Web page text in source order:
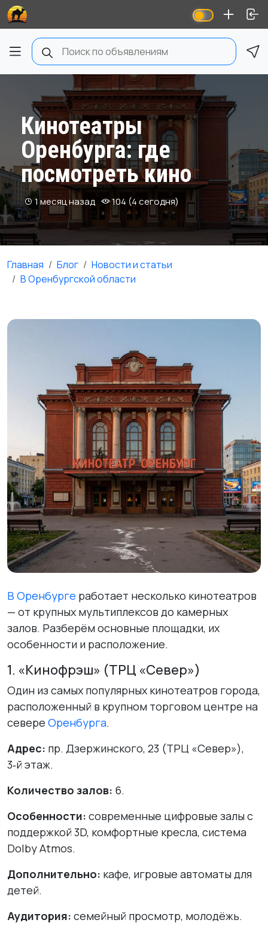
Кинотеатры
Оренбурга: где
посмотреть кино
1 месяц назад 104 (4 сегодня)
Главная Блог
Новости и статьи
В Оренбургской области
В Оренбурге работает несколько кинотеатров
— от крупных мультиплексов до камерных
залов. Разберём основные площадки, их
особенности и расположение.
1. «Кинофрэш» (ТРЦ «Север»)
Один из самых популярных кинотеатров города,
расположенный в крупном торговом центре на
севере Оренбурга.
Адрес: пр. Дзержинского, 23 (ТРЦ «Север»),
3‑й этаж.
Количество залов: 6.
Особенности: современные цифровые залы с
поддержкой 3D, комфортные кресла, система
Dolby Atmos.
Дополнительно: кафе, игровые автоматы для
детей.
Аудитория: семейный просмотр, молодёжь.